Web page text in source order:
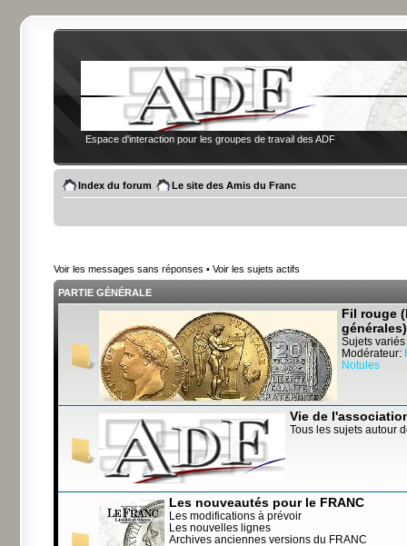
Espace d'interaction pour les groupes de travail des ADF
Index du forum Le site des Amis du Franc
Voir les messages sans réponses • Voir les sujets actifs
PARTIE GÉNÉRALE
Fil rouge
générales)
Sujets variés
Modérateur:
Notules
Vie de
Tous les sujets autour
Les nouveautés pour le FRANC
Les modifications à prévoir
Les nouvelles lignes
Archives anciennes versions du FRANC